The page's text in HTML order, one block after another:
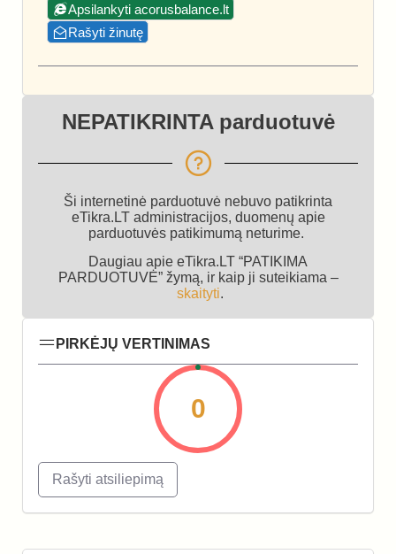
Apsilankyti acorusbalance.lt
Rašyti žinutę
NEPATIKRINTA parduotuvė
Ši internetinė parduotuvė nebuvo patikrinta
eTikra.LT administracijos, duomenų apie
parduotuvės patikimumą neturime.
Daugiau apie eTikra.LT “PATIKIMA
PARDUOTUVĖ” žymą, ir kaip ji suteikiama –
skaityti.
PIRKĖJŲ VERTINIMAS
0
Rašyti atsiliepimą